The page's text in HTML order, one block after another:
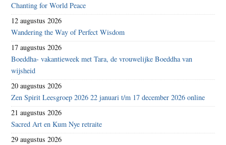
Chanting for World Peace
12 augustus 2026
Wandering the Way of Perfect Wisdom
17 augustus 2026
Boeddha- vakantieweek met Tara, de vrouwelijke Boeddha van
wijsheid
20 augustus 2026
Zen Spirit Leesgroep 2026 22 januari t/m 17 december 2026 online
21 augustus 2026
Sacred Art en Kum Nye retraite
29 augustus 2026